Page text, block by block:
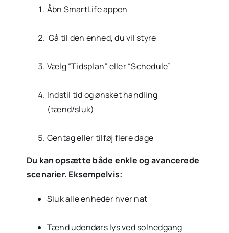
Åbn SmartLife appen
‎ Gå til den enhed, du vil styre
Vælg “Tidsplan” eller “Schedule”
Indstil tid og ønsket handling
(tænd/sluk)
Gentag eller tilføj flere dage
Du kan opsætte både enkle og avancerede
scenarier. Eksempelvis:
Sluk alle enheder hver nat
Tænd udendørs lys ved solnedgang